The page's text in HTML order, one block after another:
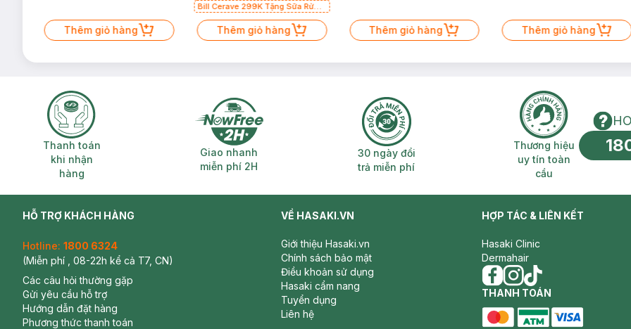
Thêm giỏ hàng
Bill Cerave 299K Tặng Sữa Rửa
Thêm giỏ hàng Thêm giỏ hàng Thêm giỏ hàng
Thanh toán khi nhận hàng
Thanh toán
khi nhận
hàng
Giao nhanh miễn phí 2H
Giao nhanh
miễn phí 2H
30 ngày đổi trả miễn phí
30 ngày đổi
trả miễn phí
Thương hiệu uy
Thương hiệu
uy tín toàn
cầu
HỖ TRỢ KHÁCH HÀNG
Hotline: 1800 6324
(Miễn phí , 08-22h kể cả T7, CN)
Các câu hỏi thường gặp
Gửi yêu cầu hỗ trợ
Hướng dẫn đặt hàng
Phương thức thanh toán
VỀ HASAKI.VN
Giới thiệu Hasaki.vn
Chính sách bảo mật
Điều khoản sử dụng
Hasaki cẩm nang
Tuyển dụng
Liên hệ
HỢP TÁC & LIÊN KẾT
Hasaki Clinic
Dermahair
facebook
instagram
tiktok
THANH TOÁN